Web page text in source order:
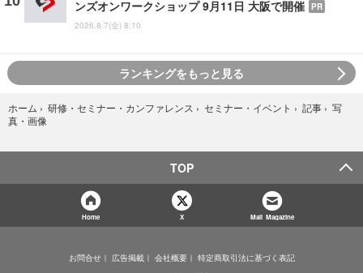
ンズオンワークショップ 9月11日 大阪で開催 PR
2026.8.7(金) 8:10
ランキングをもっと見る
ホーム › 研修・セミナー・カンファレンス › セミナー・イベント › 記事 › 写
真・画像
TOP
Home X Mail Magazine
お問合せ 広告掲載 会社概要
特定商取引法に基づく表記